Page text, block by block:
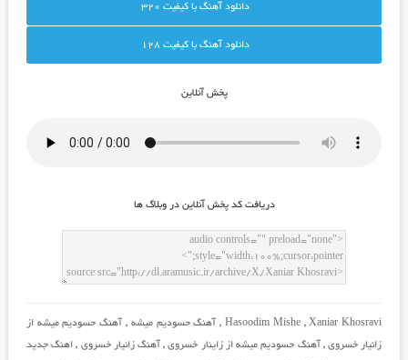
دانلود آهنگ با کيفيت 320
دانلود آهنگ با کيفيت 128
پخش آنلاين
دريافت کد پخش آنلاين در وبلاگ ها
Hasoodim Mishe,Xaniar Khosravi
, آهنگ حسودیم میشه , آهنگ حسودیم میشه از
زانیار خسروی , آهنگ حسودیم میشه از زاینار خسروی, آهنگ زانیار خسروی , اهنگ جدید